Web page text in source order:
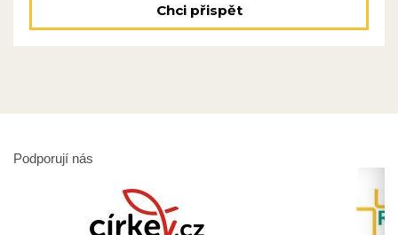
Chci přispět
Podporují nás